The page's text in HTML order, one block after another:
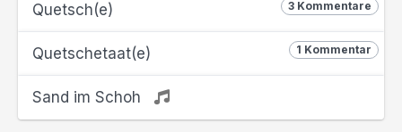
3 Kommentare
Quetsch(e)
1 Kommentar
Quetschetaat(e)
Sand im Schoh